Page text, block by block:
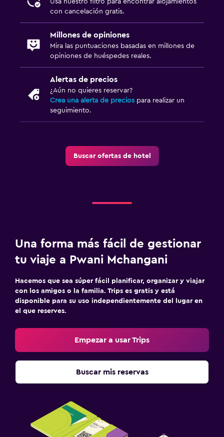
con cancelación gratis.
Millones de opiniones
Mira las puntuaciones basadas en millones de
opiniones de huéspedes reales.
Alertas de precios
¿Aún no quieres reservar?
Crea una alerta de precios para realizar un
seguimiento.
Buscar ofertas de hotel
Una forma más fácil de gestionar
tu viaje a Pwani Mchangani
Hacemos que sea súper fácil planificar, organizar y viajar
con los amigos o la familia. Trips es gratis y está
disponible para su uso independientemente del lugar en
el que reserves.
Empezar a usar Trips
Buscar mis reservas